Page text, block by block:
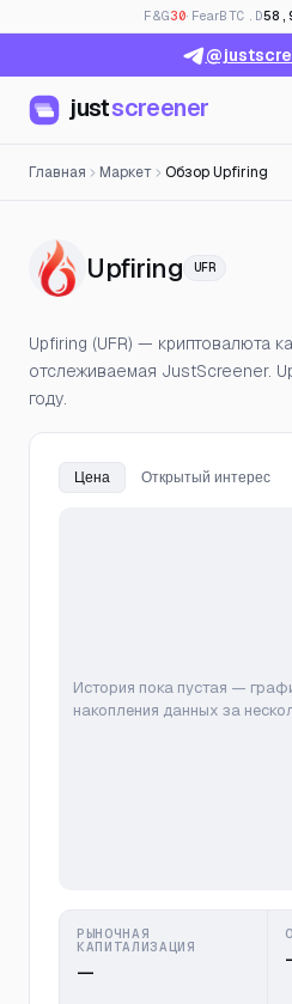
F&G30· FearBTC.D
justscreener
Главная Маркет Обзор Upfiring
Upfiring —
UFR
Upfiring (UFR) — криптовалюта
отслеживаемая JustScreener.
году.
Цена Открытый интерес
История пока пустая —
накопления данных за
РЫНОЧНАЯ
КАПИТАЛИЗАЦИЯ
—